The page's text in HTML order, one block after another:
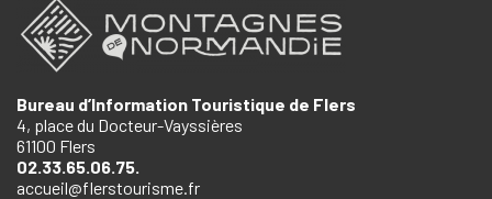
Bureau d’Information Touristique de Flers
4, place du Docteur-Vayssières
61100 Flers
02.33.65.06.75.
accueil@flerstourisme.fr